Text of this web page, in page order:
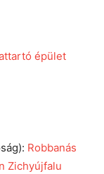
épület
Robbanás
Zichyújfalu